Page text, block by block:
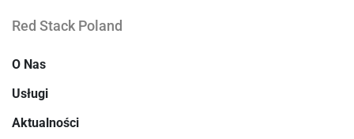
Red Stack Poland
O Nas
Usługi
Aktualności